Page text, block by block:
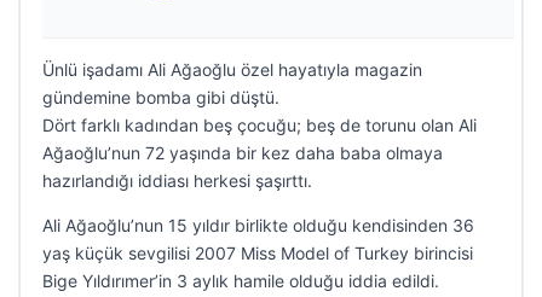
Ünlü işadamı Ali Ağaoğlu özel hayatıyla magazin
gündemine bomba gibi düştü.
Dört farklı kadından beş çocuğu; beş de torunu olan Ali
Ağaoğlu’nun 72 yaşında bir kez daha baba olmaya
hazırlandığı iddiası herkesi şaşırttı.
Ali Ağaoğlu’nun 15 yıldır birlikte olduğu kendisinden 36
yaş küçük sevgilisi 2007 Miss Model of Turkey birincisi
Bige Yıldırımer’in 3 aylık hamile olduğu iddia edildi.